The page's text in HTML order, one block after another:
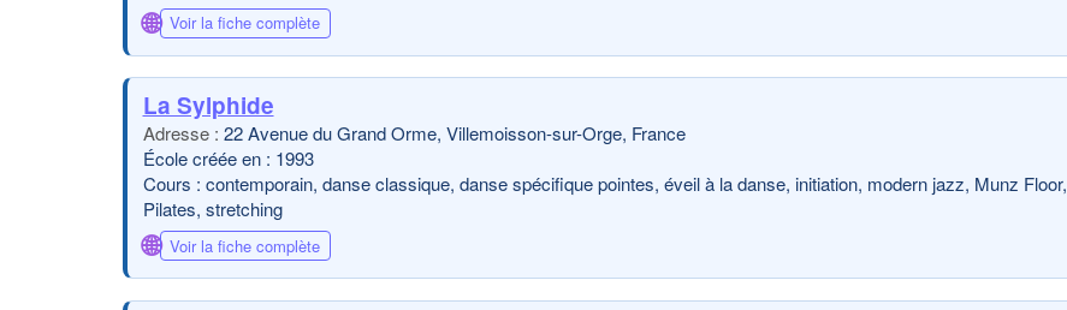
🌐 Voir la fiche complète
La Sylphide
22 Avenue du Grand Orme, Villemoisson-sur-Orge, France
École créée en : 1993
Cours : contemporain, danse classique, danse spécifique pointes, éveil à la danse, initiation, modern jazz, Munz Floor,
Pilates, stretching
🌐 Voir la fiche complète